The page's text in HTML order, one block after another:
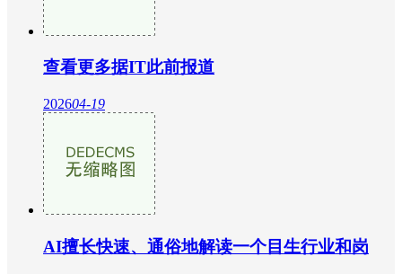
查看更多据IT此前报道
202604-19
AI擅长快速、通俗地解读一个目生行业和岗